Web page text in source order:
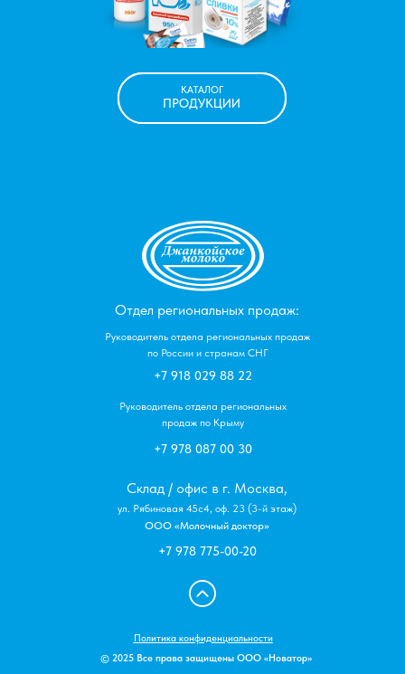
КАТАЛОГ
ПРОДУКЦИИ
КАТАЛОГ
ПРОДУКЦИИ
© 2025 Все права защищены ООО «Новатор»
Политика конфиденциальности
Руководитель отдела региональных продаж
по России и странам СНГ
+7 918 029 88 22
Отдел региональных продаж:
Руководитель отдела региональных
продаж по Крыму
+7 978 087 00 30
ул. Рябиновая 45с4, оф. 23 (3-й этаж)
+7 978 775-00-20
Склад / офис в г. Москва,
ООО «Молочный доктор»